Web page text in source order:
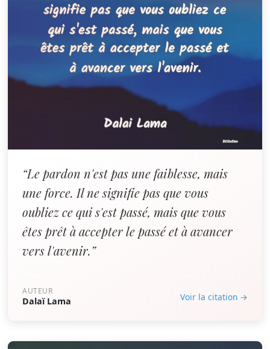
“Le pardon n'est pas une faiblesse, mais
une force. Il ne signifie pas que vous
oubliez ce qui s'est passé, mais que vous
êtes prêt à accepter le passé et à avancer
vers l'avenir.”
AUTEUR
Dalaï Lama Voir la citation →